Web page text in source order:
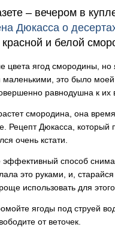
– вечером в
Дюкасса о
красной и белой
ягод смородины, но
маленькими, это было
равнодушна к их
смородина, она
Рецепт Дюкасса,
очень кстати.
способ
это руками, и, старайся
использовать для
ягоды под струей
от веточек.